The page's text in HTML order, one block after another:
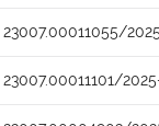
23007.00011055/
23007.00011101/